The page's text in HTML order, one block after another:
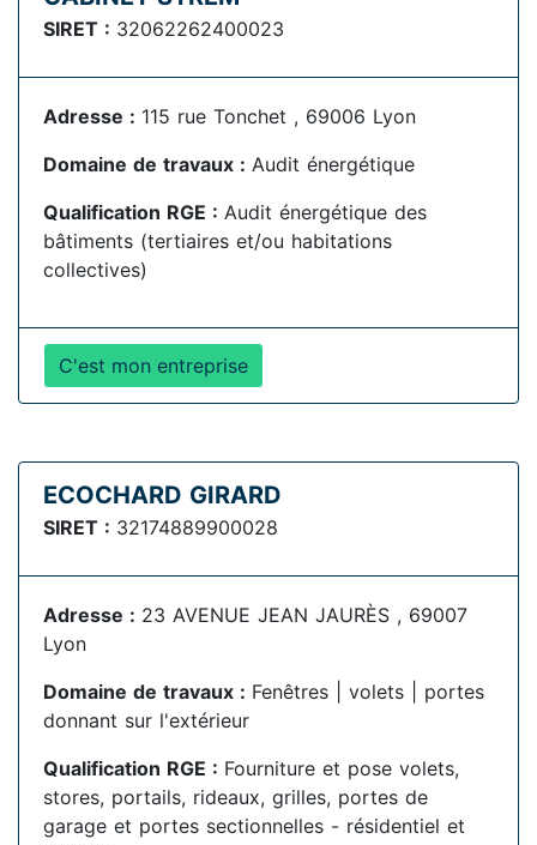
SIRET : 32062262400023
Adresse : 115 rue Tonchet , 69006 Lyon
Domaine de travaux : Audit énergétique
Qualification RGE : Audit énergétique des
bâtiments (tertiaires et/ou habitations
collectives)
C'est mon entreprise
ECOCHARD GIRARD
SIRET : 32174889900028
Adresse : 23 AVENUE JEAN JAURÈS , 69007
Lyon
Domaine de travaux : Fenêtres | volets | portes
donnant sur l'extérieur
Qualification RGE : Fourniture et pose volets,
stores, portails, rideaux, grilles, portes de
garage et portes sectionnelles - résidentiel et